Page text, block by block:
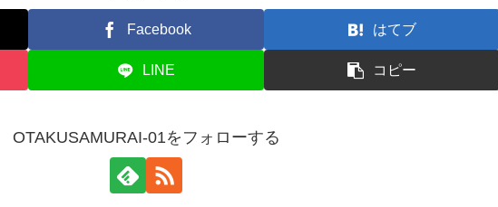
Facebook はてブ
LINE コピー
OTAKUSAMURAI-01をフォローする